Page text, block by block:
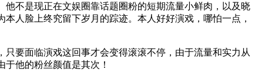
不是现正在文娱圈靠话题圈粉的短期流量小鲜肉，以及晓
人脸上终究留下岁月的踪迹。本人好好演戏，哪怕一点，
要面临演戏这回事才会变得滚滚不停，由于流量和实力从
他的粉丝颜值是其次！